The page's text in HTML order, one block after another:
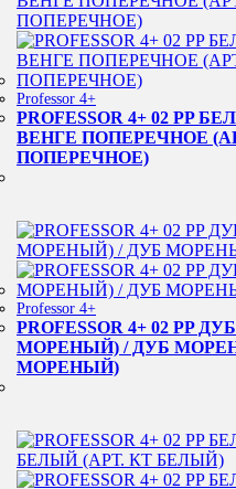
Professor 4+
PROFESSOR 4+ 02 PP
ВЕНГЕ ПОПЕРЕЧНОЕ
ПОПЕРЕЧНОЕ)
Professor 4+
PROFESSOR 4+ 02 PP
МОРЕНЫЙ) / ДУБ
МОРЕНЫЙ)